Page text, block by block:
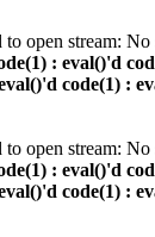
open stream:
: eval()'d
code(1) :
open stream:
: eval()'d
code(1) :